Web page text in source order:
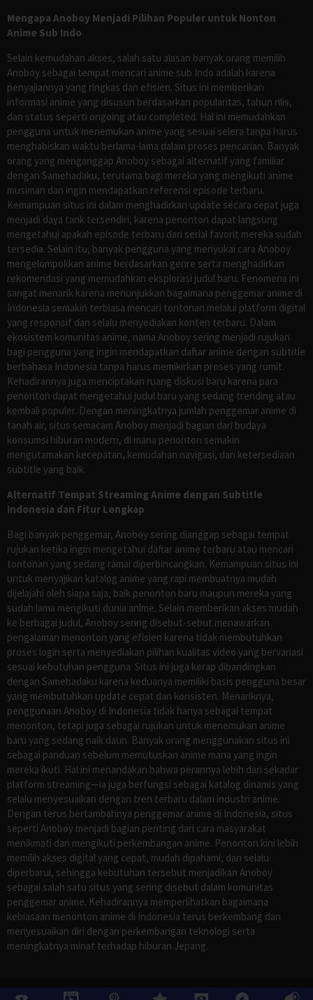
Mengapa Anoboy Menjadi Pilihan Populer untuk Nonton
Anime Sub Indo
Selain kemudahan akses, salah satu alasan banyak orang memilih
Anoboy sebagai tempat mencari anime sub Indo adalah karena
penyajiannya yang ringkas dan efisien. Situs ini memberikan
informasi anime yang disusun berdasarkan popularitas, tahun rilis,
dan status seperti ongoing atau completed. Hal ini memudahkan
pengguna untuk menemukan anime yang sesuai selera tanpa harus
menghabiskan waktu berlama-lama dalam proses pencarian. Banyak
orang yang menganggap Anoboy sebagai alternatif yang familiar
dengan Samehadaku, terutama bagi mereka yang mengikuti anime
musiman dan ingin mendapatkan referensi episode terbaru.
Kemampuan situs ini dalam menghadirkan update secara cepat juga
menjadi daya tarik tersendiri, karena penonton dapat langsung
mengetahui apakah episode terbaru dari serial favorit mereka sudah
tersedia. Selain itu, banyak pengguna yang menyukai cara Anoboy
mengelompokkan anime berdasarkan genre serta menghadirkan
rekomendasi yang memudahkan eksplorasi judul baru. Fenomena ini
sangat menarik karena menunjukkan bagaimana penggemar anime di
Indonesia semakin terbiasa mencari tontonan melalui platform digital
yang responsif dan selalu menyediakan konten terbaru. Dalam
ekosistem komunitas anime, nama Anoboy sering menjadi rujukan
bagi pengguna yang ingin mendapatkan daftar anime dengan subtitle
berbahasa Indonesia tanpa harus memikirkan proses yang rumit.
Kehadirannya juga menciptakan ruang diskusi baru karena para
penonton dapat mengetahui judul baru yang sedang trending atau
kembali populer. Dengan meningkatnya jumlah penggemar anime di
tanah air, situs semacam Anoboy menjadi bagian dari budaya
konsumsi hiburan modern, di mana penonton semakin
mengutamakan kecepatan, kemudahan navigasi, dan ketersediaan
subtitle yang baik.
Alternatif Tempat Streaming Anime dengan Subtitle
Indonesia dan Fitur Lengkap
Bagi banyak penggemar, Anoboy sering dianggap sebagai tempat
rujukan ketika ingin mengetahui daftar anime terbaru atau mencari
tontonan yang sedang ramai diperbincangkan. Kemampuan situs ini
untuk menyajikan katalog anime yang rapi membuatnya mudah
dijelajahi oleh siapa saja, baik penonton baru maupun mereka yang
sudah lama mengikuti dunia anime. Selain memberikan akses mudah
ke berbagai judul, Anoboy sering disebut-sebut menawarkan
pengalaman menonton yang efisien karena tidak membutuhkan
proses login serta menyediakan pilihan kualitas video yang bervariasi
sesuai kebutuhan pengguna. Situs ini juga kerap dibandingkan
dengan Samehadaku karena keduanya memiliki basis pengguna besar
yang membutuhkan update cepat dan konsisten. Menariknya,
penggunaan Anoboy di Indonesia tidak hanya sebagai tempat
menonton, tetapi juga sebagai rujukan untuk menemukan anime
baru yang sedang naik daun. Banyak orang menggunakan situs ini
sebagai panduan sebelum memutuskan anime mana yang ingin
mereka ikuti. Hal ini menandakan bahwa perannya lebih dari sekadar
platform streaming—ia juga berfungsi sebagai katalog dinamis yang
selalu menyesuaikan dengan tren terbaru dalam industri anime.
Dengan terus bertambahnya penggemar anime di Indonesia, situs
seperti Anoboy menjadi bagian penting dari cara masyarakat
menikmati dan mengikuti perkembangan anime. Penonton kini lebih
memilih akses digital yang cepat, mudah dipahami, dan selalu
diperbarui, sehingga kebutuhan tersebut menjadikan Anoboy
sebagai salah satu situs yang sering disebut dalam komunitas
penggemar anime. Kehadirannya memperlihatkan bagaimana
kebiasaan menonton anime di Indonesia terus berkembang dan
menyesuaikan diri dengan perkembangan teknologi serta
meningkatnya minat terhadap hiburan Jepang.